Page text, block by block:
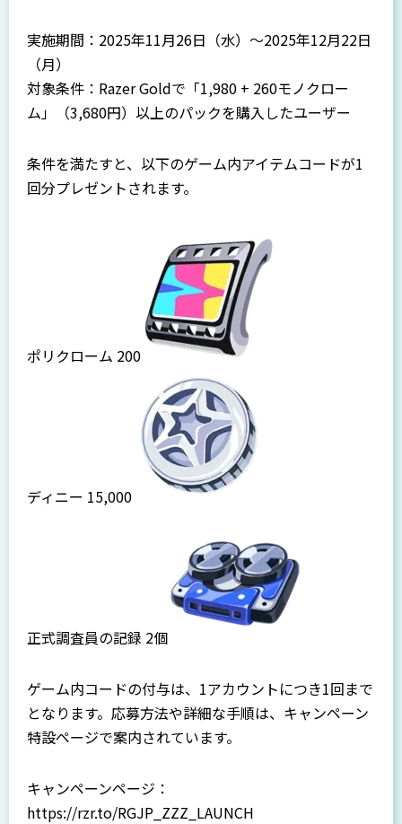
実施期間：2025年11月26日（水）〜2025年12月22日
（月）
対象条件：Razer Goldで「1,980 + 260モノクロー
ム」（3,680円）以上のパックを購入したユーザー
条件を満たすと、以下のゲーム内アイテムコードが1
回分プレゼントされます。
ポリクローム 200
ディニー 15,000
正式調査員の記録 2個
ゲーム内コードの付与は、1アカウントにつき1回まで
となります。応募方法や詳細な手順は、キャンペーン
特設ページで案内されています。
キャンペーンページ：
https://rzr.to/RGJP_ZZZ_LAUNCH